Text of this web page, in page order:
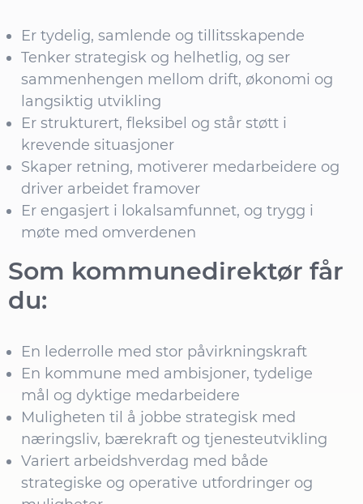
Er tydelig, samlende og tillitsskapende
Tenker strategisk og helhetlig, og ser
sammenhengen mellom drift, økonomi og
langsiktig utvikling
Er strukturert, fleksibel og står støtt i
krevende situasjoner
Skaper retning, motiverer medarbeidere og
driver arbeidet framover
Er engasjert i lokalsamfunnet, og trygg i
møte med omverdenen
Som kommunedirektør får
du:
En lederrolle med stor påvirkningskraft
En kommune med ambisjoner, tydelige
mål og dyktige medarbeidere
Muligheten til å jobbe strategisk med
næringsliv, bærekraft og tjenesteutvikling
Variert arbeidshverdag med både
strategiske og operative utfordringer og